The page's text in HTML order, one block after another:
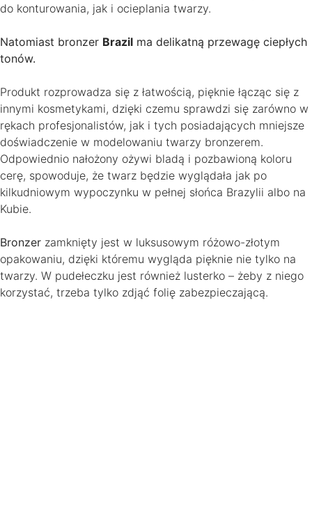
do konturowania, jak i ocieplania twarzy.
Natomiast bronzer Brazil ma delikatną przewagę ciepłych
tonów.
Produkt rozprowadza się z łatwością, pięknie łącząc się z
innymi kosmetykami, dzięki czemu sprawdzi się zarówno w
rękach profesjonalistów, jak i tych posiadających mniejsze
doświadczenie w modelowaniu twarzy bronzerem.
Odpowiednio nałożony ożywi bladą i pozbawioną koloru
cerę, spowoduje, że twarz będzie wyglądała jak po
kilkudniowym wypoczynku w pełnej słońca Brazylii albo na
Kubie.
Bronzer zamknięty jest w luksusowym różowo-złotym
opakowaniu, dzięki któremu wygląda pięknie nie tylko na
twarzy. W pudełeczku jest również lusterko – żeby z niego
korzystać, trzeba tylko zdjąć folię zabezpieczającą.